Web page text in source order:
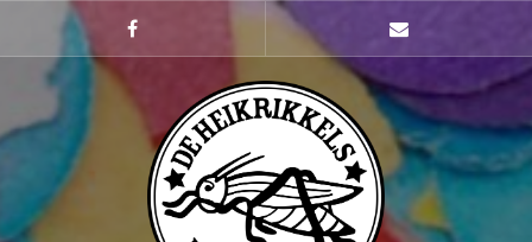
inhoud
Facebook mailto